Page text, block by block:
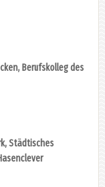
Berufskolleg des
Städtisches